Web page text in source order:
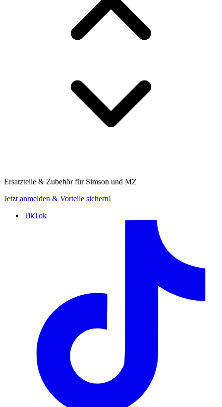
Ersatzteile & Zubehör für Simson und MZ
Jetzt anmelden & Vorteile sichern!
TikTok